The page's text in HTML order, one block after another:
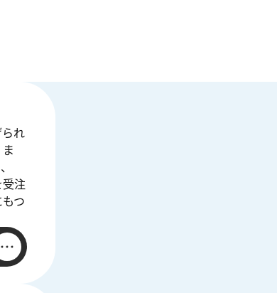
れ
注
つ